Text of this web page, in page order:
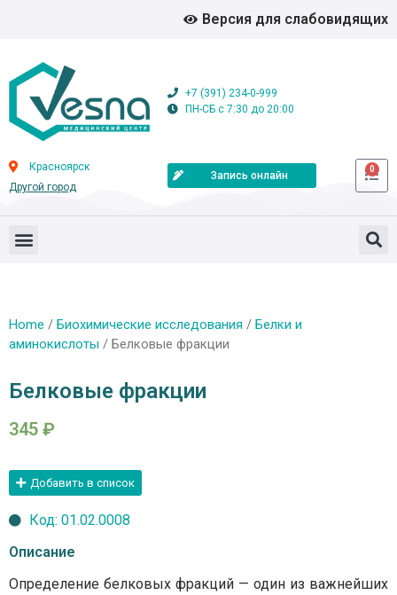
Версия для слабовидящих
+7 (391) 234-0-999
ПН-СБ с 7:30 до 20:00
Красноярск
Другой город
Запись онлайн
0
Home / Биохимические исследования / Белки и
аминокислоты / Белковые фракции
Белковые фракции
345 ₽
Добавить в список
Код: 01.02.0008
Описание
Определение белковых фракций — один из важнейших